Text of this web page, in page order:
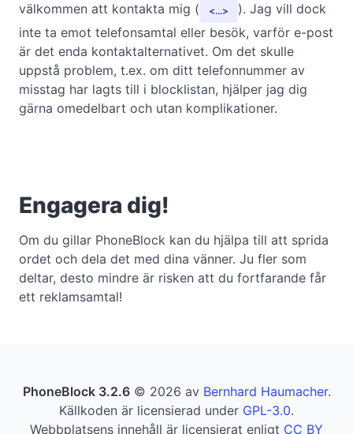
välkommen att kontakta mig (
...
). Jag vill dock
inte ta emot telefonsamtal eller besök, varför e-post
är det enda kontaktalternativet. Om det skulle
uppstå problem, t.ex. om ditt telefonnummer av
misstag har lagts till i blocklistan, hjälper jag dig
gärna omedelbart och utan komplikationer.
Engagera dig!
Om du gillar PhoneBlock kan du hjälpa till att sprida
ordet och dela det med dina vänner. Ju fler som
deltar, desto mindre är risken att du fortfarande får
ett reklamsamtal!
PhoneBlock 3.2.6© 2026 av Bernhard Haumacher.
Källkoden är licensierad under GPL-3.0.
Webbplatsens innehåll är licensierat enligt CC BY